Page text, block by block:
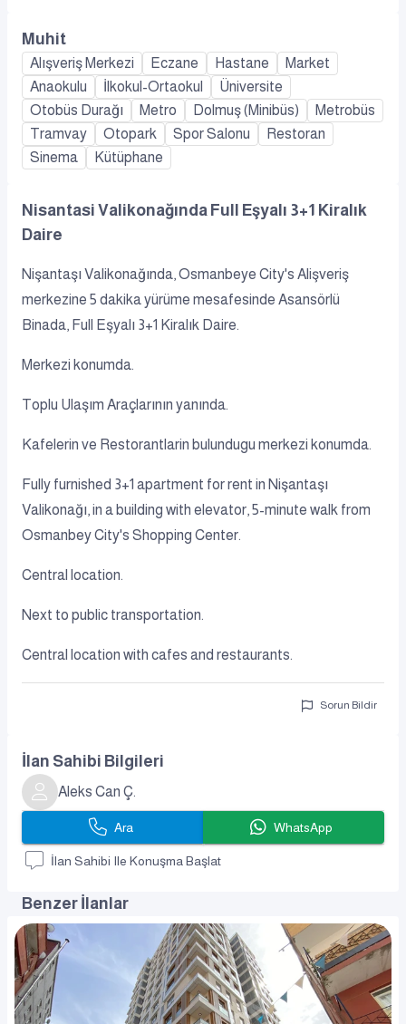
Muhit
Alışveriş Merkezi Eczane Hastane
Market
Anaokulu
İlkokul-Ortaokul
Üniversite
Otobüs Durağı
Metro Dolmuş (Minibüs)
Metrobüs
Tramvay
Otopark Spor Salonu
Restoran
Sinema
Kütüphane
Nisantasi Valikonağında Full Eşyalı 3+1 Kiralık
Daire
Nişantaşı Valikonağında, Osmanbeye City's Alişveriş
merkezine 5 dakika yürüme mesafesinde Asansörlü
Binada, Full Eşyalı 3+1 Kiralık Daire.
Merkezi konumda.
Toplu Ulaşım Araçlarının yanında.
Kafelerin ve Restorantlarin bulundugu merkezi konumda.
Fully furnished 3+1 apartment for rent in Nişantaşı
Valikonağı, in a building with elevator, 5-minute walk from
Osmanbey City's Shopping Center.
Central location.
Next to public transportation.
Central location with cafes and restaurants.
Sorun Bildir
İlan Sahibi Bilgileri
Aleks Can Ç.
Ara WhatsApp
İlan Sahibi Ile Konuşma Başlat
Benzer İlanlar